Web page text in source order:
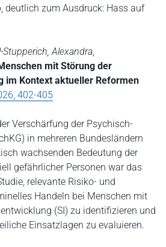
deutlich zum Ausdruck: Hass auf
Stupperich, Alexandra
mit Störung der
im Kontext aktueller Reformen
402-405
Verschärfung der Psychisch-
in mehreren Bundesländern
wachsenden Bedeutung der
gefährlicher Personen war das
relevante Risiko- und
Handeln bei Menschen mit
(SI) zu identifizieren und
Einsatzlagen zu evaluieren.